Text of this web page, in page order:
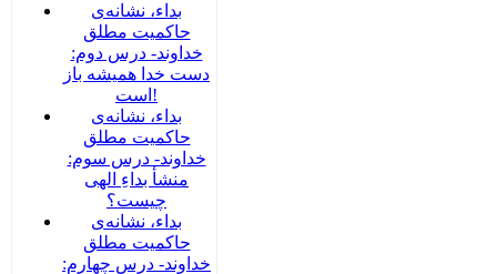
بداء، نشانه‌ی
حاکمیت مطلق
خداوند- درس دوم:
دست خدا همیشه باز
است!
بداء، نشانه‌ی
حاکمیت مطلق
خداوند- درس سوم:
منشأ بداءِ الهی
چیست؟
بداء، نشانه‌ی
حاکمیت مطلق
خداوند- درس چهارم: